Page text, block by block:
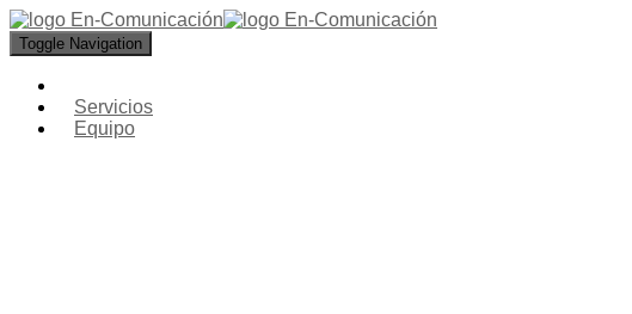
Toggle Navigation
Servicios
Equipo